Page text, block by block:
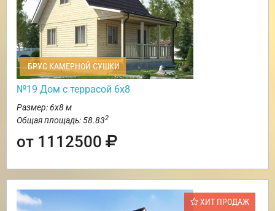
БРУС КАМЕРНОЙ СУШКИ
№19 Дом с террасой 6х8
Размер: 6х8 м
Общая площадь: 58.832
от 1112500
ХИТ ПРОДАЖ